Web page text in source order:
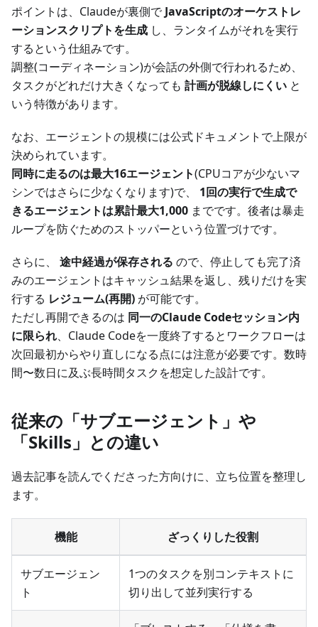
ポイントは、Claudeが裏側でJavaScriptのオーケストレ
ーションスクリプトを生成 し、ランタイムがそれを実行
するという仕組みです。
調整(コーディネーション)が会話の外側で行われるため、
タスクがどれだけ大きくなっても 計画が脱線しにくい と
いう特徴があります。
なお、エージェントの規模には公式ドキュメントで上限が
決められています。
同時に走るのは最大16エージェント(CPUコアが少ないマ
シンではさらに少なくなります)で、 1回の実行で生成で
きるエージェントは累計最大1,000 までです。後者は暴走
ループを防ぐためのストッパーという位置づけです。
さらに、 途中経過が保存される ので、停止しても完了済
みのエージェントはキャッシュ結果を返し、残りだけを実
行する レジューム(再開) が可能です。
ただし再開できるのは 同一のClaude Codeセッション内
に限られ、Claude Codeを一度終了するとワークフローは
次回最初からやり直しになる点には注意が必要です。数時
間〜数日に及ぶ長時間タスクを想定した設計です。
従来の「サブエージェント」や
「Skills」との違い
過去記事を読んでくださった方向けに、立ち位置を整理し
ます。
機能 ざっくりした役割
サブエージェン
ト
1つのタスクを別コンテキストに
切り出して並列実行する